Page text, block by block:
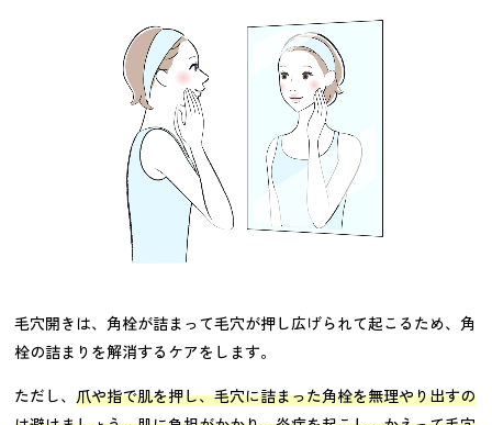
毛穴開きは、角栓が詰まって毛穴が押し広げられて起こるため、角
栓の詰まりを解消するケアをします。
ただし、爪や指で肌を押し、毛穴に詰まった角栓を無理やり出すの